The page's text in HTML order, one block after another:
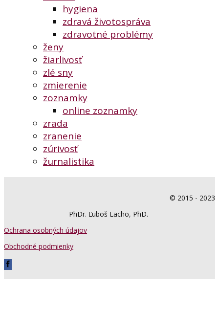
hygiena
zdravá životospráva
zdravotné problémy
ženy
žiarlivosť
zlé sny
zmierenie
zoznamky
online zoznamky
zrada
zranenie
zúrivosť
žurnalistika
© 2015 - 2023
PhDr. Ľuboš Lacho, PhD.
Ochrana osobných údajov
Obchodné podmienky